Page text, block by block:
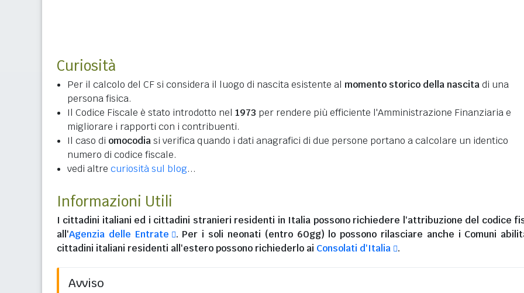
Curiosità
Per il calcolo del CF si considera il luogo di nascita esistente al momento storico della nascitadi una
persona fisica.
Il Codice Fiscale è stato introdotto nel 1973 per rendere più efficiente l'Amministrazione Finanziaria e
migliorare i rapporti con i contribuenti.
Il caso di omocodiasi verifica quando i dati anagrafici di due persone portano a calcolare un identico
numero di codice fiscale.
vedi altre curiosità sul blog...
Informazioni Utili
I cittadini italiani ed i cittadini stranieri residenti in Italia possono richiedere l'attribuzione del codice
all'Agenzia delle Entrate
. Per i soli neonati (entro 60gg) lo possono rilasciare anche i Comuni
cittadini italiani residenti all'esteropossono richiederlo ai Consolati d'Italia .
Avviso